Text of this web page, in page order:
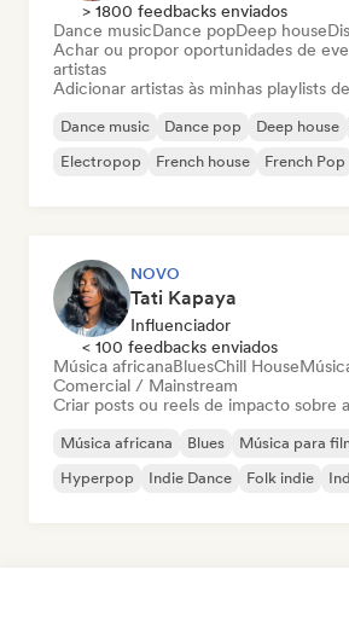
> 1800 feedbacks enviados
Dance musicDance popDeep house
Achar ou propor oportunidades de
artistas
Adicionar artistas às minhas playlists
Dance music Dance pop Deep house
Electropop
French house French Pop
NOVO
Tati Kapaya
Influenciador
< 100 feedbacks enviados
Música africanaBluesChill House
Comercial / Mainstream
Criar posts ou reels de impacto sobre
Música africana Blues Música para
Hyperpop
Indie Dance Folk indie